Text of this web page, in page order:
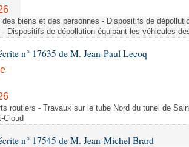
des biens et des personnes - Dispositifs de
- Dispositifs de dépollution équipant les véhicules
n° 17635 de M. Jean-Paul Lecoq
routiers - Travaux sur le tube Nord du tunel de
Cloud
n° 17545 de M. Jean-Michel Brard